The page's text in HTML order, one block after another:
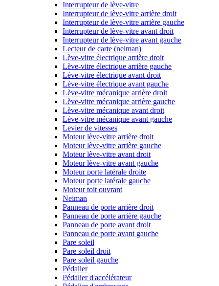
Interrupteur de lève-vitre
Interrupteur de lève-vitre arrière droit
Interrupteur de lève-vitre arrière gauche
Interrupteur de lève-vitre avant droit
Interrupteur de lève-vitre avant gauche
Lecteur de carte (neiman)
Lève-vitre électrique arrière droit
Lève-vitre électrique arrière gauche
Lève-vitre électrique avant droit
Lève-vitre électrique avant gauche
Lève-vitre mécanique arrière droit
Lève-vitre mécanique arrière gauche
Lève-vitre mécanique avant droit
Lève-vitre mécanique avant gauche
Levier de vitesses
Moteur lève-vitre arrière droit
Moteur lève-vitre arrière gauche
Moteur lève-vitre avant droit
Moteur lève-vitre avant gauche
Moteur porte latérale droite
Moteur porte latérale gauche
Moteur toit ouvrant
Neiman
Panneau de porte arrière droit
Panneau de porte arrière gauche
Panneau de porte avant droit
Panneau de porte avant gauche
Pare soleil
Pare soleil droit
Pare soleil gauche
Pédalier
Pédalier d'accélérateur